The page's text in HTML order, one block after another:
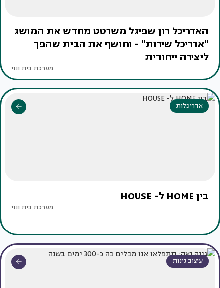
האדריכל רון שפיגל משרטט מחדש את המושג
"אדריכל שירות" - וחושף את הבית שהפך
ליצירה ייחודית
מערכת בית ונוי
אדריכלות
בין HOME ל- HOUSE
מערכת בית ונוי
עיצוב גינות